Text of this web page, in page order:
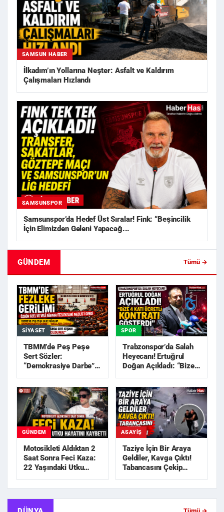
SAMSUN HABER
İlkadım’ın Yollarına Neşter: Asfalt ve Kaldırım
Çalışmaları Hızlandı
SAMSUNSPOR
Samsunspor’da Hedef Üst Sıralar! Fink: “Beşincilik
İçin Elimizden Geleni Yapacağ...
GÜNDEM Tümü →
SIYASET
TBMM’de Peş Peşe
Sert Sözler:
“Demokrasiye Darbe”,
SPOR
Trabzonspor’da Salah
Heyecanı! Ertuğrul
Doğan Açıkladı: “Bize
GÜNDEM
Motosikleti Aldıktan 2
Saat Sonra Feci Kaza:
22 Yaşındaki Utku
ASAYIŞ
Taziye İçin Bir Araya
Geldiler, Kavga Çıktı!
Tabancasını Çekip